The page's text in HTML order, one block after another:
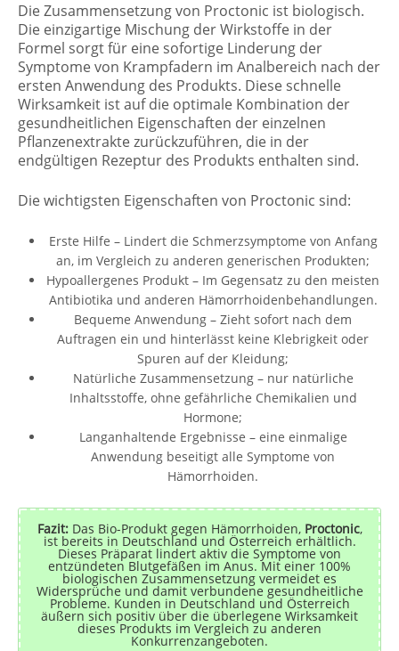
Die Zusammensetzung von Proctonic ist biologisch.
Die einzigartige Mischung der Wirkstoffe in der
Formel sorgt für eine sofortige Linderung der
Symptome von Krampfadern im Analbereich nach der
ersten Anwendung des Produkts. Diese schnelle
Wirksamkeit ist auf die optimale Kombination der
gesundheitlichen Eigenschaften der einzelnen
Pflanzenextrakte zurückzuführen, die in der
endgültigen Rezeptur des Produkts enthalten sind.
Die wichtigsten Eigenschaften von Proctonic sind:
Erste Hilfe – Lindert die Schmerzsymptome von Anfang
an, im Vergleich zu anderen generischen Produkten;
Hypoallergenes Produkt – Im Gegensatz zu den meisten
Antibiotika und anderen Hämorrhoidenbehandlungen.
Bequeme Anwendung – Zieht sofort nach dem
Auftragen ein und hinterlässt keine Klebrigkeit oder
Spuren auf der Kleidung;
Natürliche Zusammensetzung – nur natürliche
Inhaltsstoffe, ohne gefährliche Chemikalien und
Hormone;
Langanhaltende Ergebnisse – eine einmalige
Anwendung beseitigt alle Symptome von
Hämorrhoiden.
Fazit:Das Bio-Produkt gegen Hämorrhoiden, Proctonic,
ist bereits in Deutschland und Österreich erhältlich.
Dieses Präparat lindert aktiv die Symptome von
entzündeten Blutgefäßen im Anus. Mit einer 100%
biologischen Zusammensetzung vermeidet es
Widersprüche und damit verbundene gesundheitliche
Probleme. Kunden in Deutschland und Österreich
äußern sich positiv über die überlegene Wirksamkeit
dieses Produkts im Vergleich zu anderen
Konkurrenzangeboten.